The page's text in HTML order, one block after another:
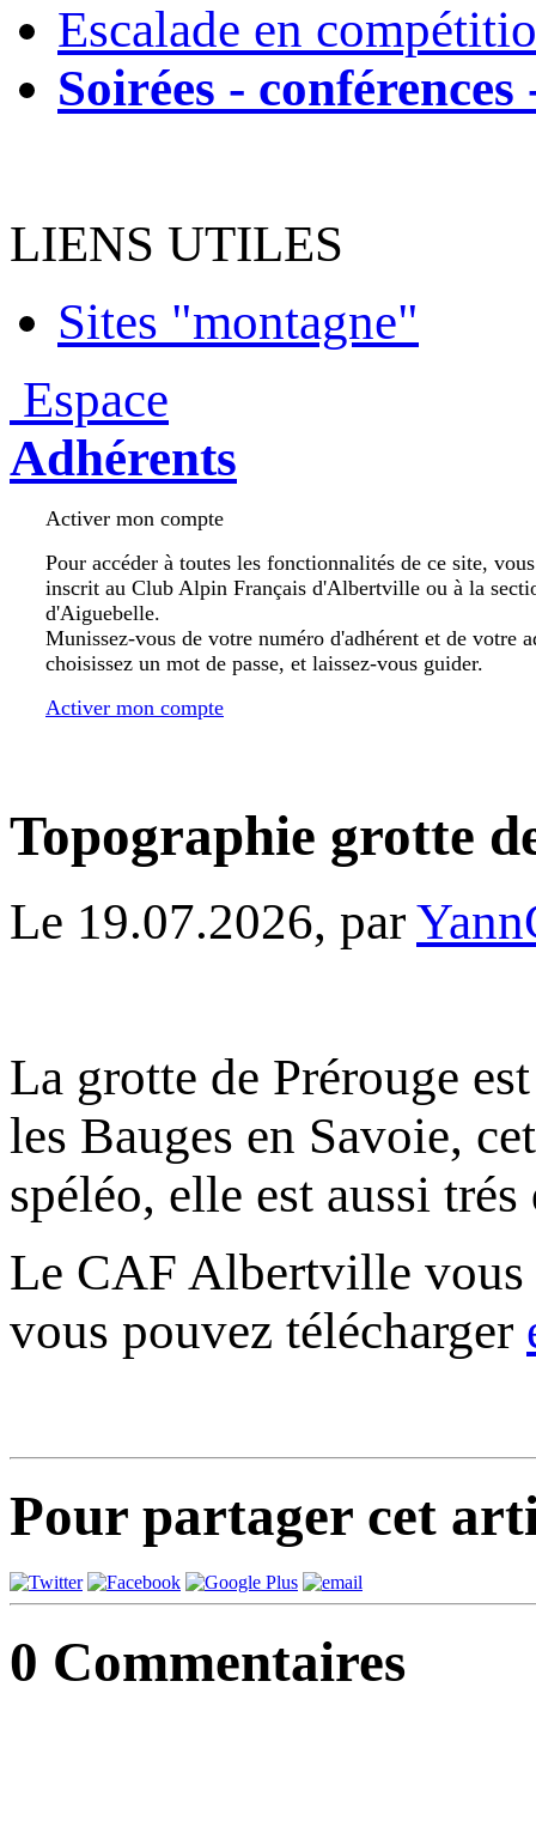
Escalade en
Soirées - conférences
LIENS UTILES
Sites "montagne"
Espace
Adhérents
Activer mon compte
Pour accéder à toutes les fonctionnalités de ce site,
inscrit au Club Alpin Français d'Albertville ou à la
d'Aiguebelle.
Munissez-vous de votre numéro d'adhérent et de votre
choisissez un mot de passe, et laissez-vous guider.
Activer mon compte
Topographie grotte
Le 19.07.2026, par
La grotte de Prérouge
les Bauges en Savoie,
spéléo, elle est aussi
Le CAF Albertville vous
vous pouvez télécharger
Pour partager cet
0 Commentaires